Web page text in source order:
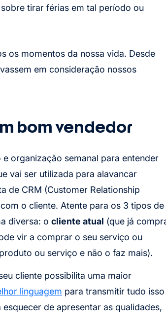
tirar férias em tal período ou
os momentos da nossa vida. Desde
em consideração nossos
bom vendedor
organização semanal para entender
vai ser utilizada para alavancar
de CRM (Customer Relationship
o cliente. Atente para os 3 tipos de
diversa: o cliente atual (que já
vir a comprar o seu serviço ou
ou serviço e não o faz mais).
cliente possibilita uma maior
linguagem para transmitir tudo isso
de apresentar as qualidades,